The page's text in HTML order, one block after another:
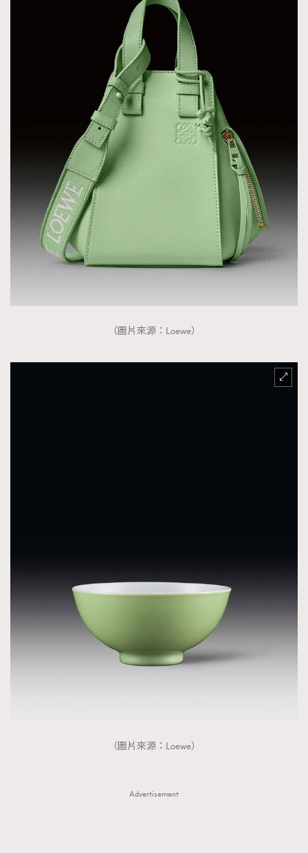
（圖片來源：Loewe）
（圖片來源：Loewe）
Advertisement